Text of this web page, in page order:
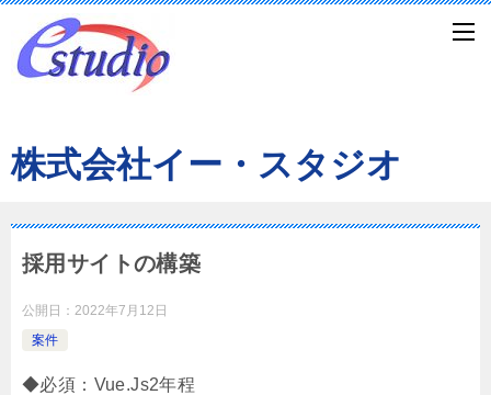
株式会社イー・スタジオ
採用サイトの構築
公開日： 2022年7月12日
案件
◆必須：Vue.Js2年程